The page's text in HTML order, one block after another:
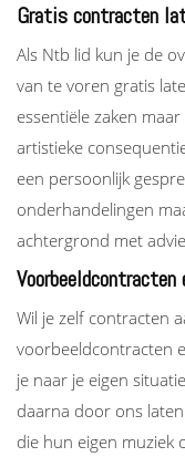
Gratis contracten
Als Ntb lid kun je de
van te voren gratis
essentiële zaken
artistieke
een persoonlijk
onderhandelingen
achtergrond met
Wil je zelf contracten
voorbeeldcontracten
je naar je eigen
daarna door ons
die hun eigen muziek